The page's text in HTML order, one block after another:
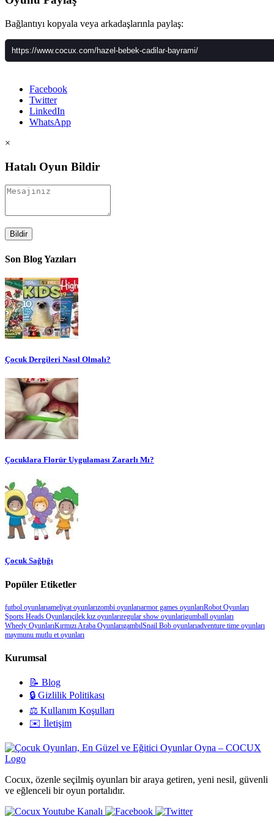
Bağlantıyı kopyala veya arkadaşlarınla paylaş:
Facebook
Twitter
LinkedIn
WhatsApp
×
Hatalı Oyun Bildir
Bildir
Son Blog Yazıları
Çocuk Dergileri Nasıl Olmalı?
Çocuklara Florür Uygulaması Zararlı Mı?
Çocuk Sağlığı
Popüler Etiketler
futbol oyunlarıameliyat oyunlarızombi oyunlarıarmor games oyunlarıRobot Oyunları
Sports Heads Oyunlarıçilek kız oyunlarıregular show oyunlarigumball oyunları
Wheely OyunlarıKırmızı Araba OyunlarıgambılSnail Bob oyunlarıadventure time oyunları
maymunu mutlu et oyunları
Kurumsal
📝 Blog
🔒 Gizlilik Politikası
⚖️ Kullanım Koşulları
✉️ İletişim
Cocux, özenle seçilmiş oyunları bir araya getiren, yeni nesil, güvenli
ve eğlenceli bir oyun portalıdır.